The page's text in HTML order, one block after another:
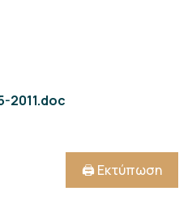
2011.doc
🖨️ Εκτύπωση